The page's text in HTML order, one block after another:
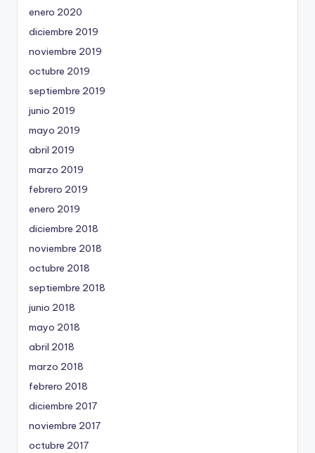
enero 2020
diciembre 2019
noviembre 2019
octubre 2019
septiembre 2019
junio 2019
mayo 2019
abril 2019
marzo 2019
febrero 2019
enero 2019
diciembre 2018
noviembre 2018
octubre 2018
septiembre 2018
junio 2018
mayo 2018
abril 2018
marzo 2018
febrero 2018
diciembre 2017
noviembre 2017
octubre 2017